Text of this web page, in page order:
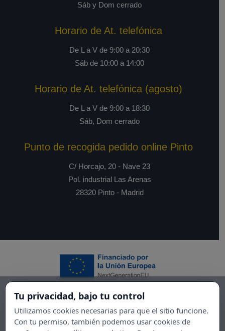
Sáb y Dom cerrado
Horario de At. telefónica
De L a V de 9:00 a 20:30
Sáb de 10:00 a 14:00
Horario de At. telefónica (agosto)
De L a V de 9:00 a 18:30
Sáb, Dom cerrado
Punto de recogida pedido online Pinto
C/ Horcajo, 20 - Nave 23
Pol. industrial Las Arenas
28320 Pinto - Madrid
Tu privacidad, bajo tu control
Utilizamos cookies necesarias para que el sitio funcione.
Con tu permiso, también podemos usar cookies de